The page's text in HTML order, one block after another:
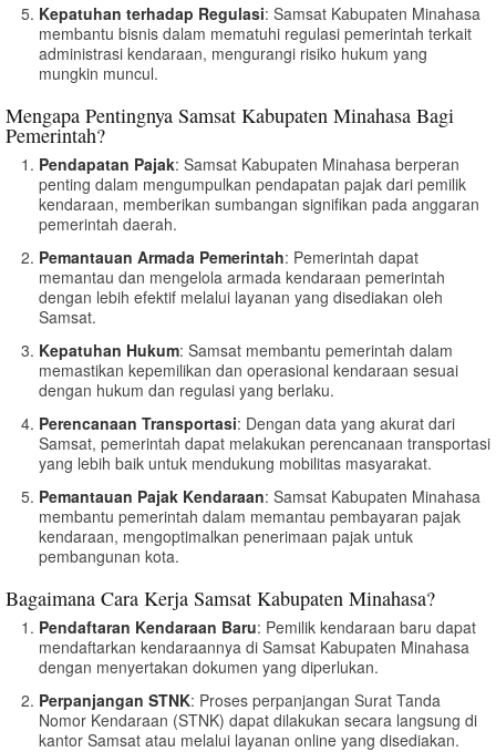
Kepatuhan terhadap Regulasi: Samsat Kabupaten Minahasa
membantu bisnis dalam mematuhi regulasi pemerintah terkait
administrasi kendaraan, mengurangi risiko hukum yang
mungkin muncul.
Mengapa Pentingnya Samsat Kabupaten Minahasa Bagi
Pemerintah?
Pendapatan Pajak: Samsat Kabupaten Minahasa berperan
penting dalam mengumpulkan pendapatan pajak dari pemilik
kendaraan, memberikan sumbangan signifikan pada anggaran
pemerintah daerah.
Pemantauan Armada Pemerintah: Pemerintah dapat
memantau dan mengelola armada kendaraan pemerintah
dengan lebih efektif melalui layanan yang disediakan oleh
Samsat.
Kepatuhan Hukum: Samsat membantu pemerintah dalam
memastikan kepemilikan dan operasional kendaraan sesuai
dengan hukum dan regulasi yang berlaku.
Perencanaan Transportasi: Dengan data yang akurat dari
Samsat, pemerintah dapat melakukan perencanaan transportasi
yang lebih baik untuk mendukung mobilitas masyarakat.
Pemantauan Pajak Kendaraan: Samsat Kabupaten Minahasa
membantu pemerintah dalam memantau pembayaran pajak
kendaraan, mengoptimalkan penerimaan pajak untuk
pembangunan kota.
Bagaimana Cara Kerja Samsat Kabupaten Minahasa?
Pendaftaran Kendaraan Baru: Pemilik kendaraan baru dapat
mendaftarkan kendaraannya di Samsat Kabupaten Minahasa
dengan menyertakan dokumen yang diperlukan.
Perpanjangan STNK: Proses perpanjangan Surat Tanda
Nomor Kendaraan (STNK) dapat dilakukan secara langsung di
kantor Samsat atau melalui layanan online yang disediakan.